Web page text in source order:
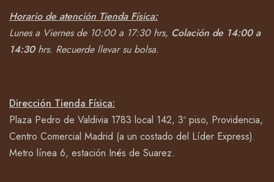
Horario de atención Tienda Física:
Lunes a Viernes de 10:00 a 17:30 hrs, Colación de 14:00 a
14:30hrs. Recuerde llevar su bolsa.
Dirección Tienda Física:
Plaza Pedro de Valdivia 1783 local 142, 3º piso, Providencia,
Centro Comercial Madrid (a un costado del Líder Express).
Metro línea 6, estación Inés de Suarez.